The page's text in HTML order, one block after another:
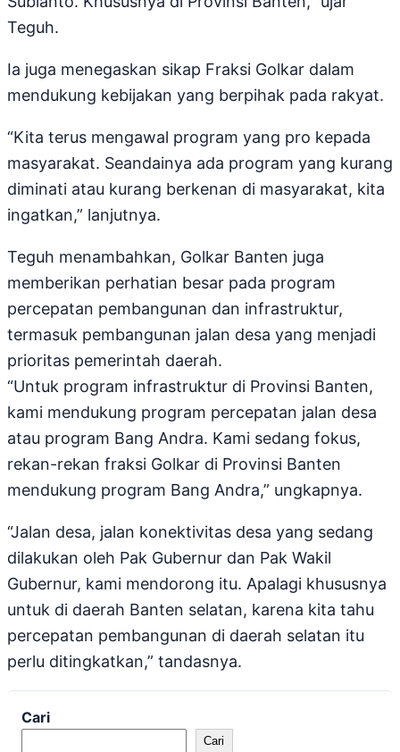
Teguh.
Ia juga menegaskan sikap Fraksi Golkar dalam
mendukung kebijakan yang berpihak pada rakyat.
“Kita terus mengawal program yang pro kepada
masyarakat. Seandainya ada program yang kurang
diminati atau kurang berkenan di masyarakat, kita
ingatkan,” lanjutnya.
Teguh menambahkan, Golkar Banten juga
memberikan perhatian besar pada program
percepatan pembangunan dan infrastruktur,
termasuk pembangunan jalan desa yang menjadi
prioritas pemerintah daerah.
“Untuk program infrastruktur di Provinsi Banten,
kami mendukung program percepatan jalan desa
atau program Bang Andra. Kami sedang fokus,
rekan-rekan fraksi Golkar di Provinsi Banten
mendukung program Bang Andra,” ungkapnya.
“Jalan desa, jalan konektivitas desa yang sedang
dilakukan oleh Pak Gubernur dan Pak Wakil
Gubernur, kami mendorong itu. Apalagi khususnya
untuk di daerah Banten selatan, karena kita tahu
percepatan pembangunan di daerah selatan itu
perlu ditingkatkan,” tandasnya.
Cari
Cari